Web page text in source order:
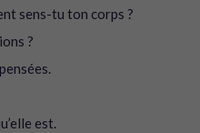
sens-tu ton corps ?
?
est.